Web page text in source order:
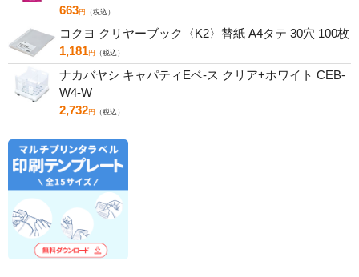
663円 （税込）
コクヨ クリヤーブック〈K2〉替紙 A4タテ 30穴 100枚
1,181円 （税込）
ナカバヤシ キャパティEベ-ス クリア+ホワイト CEB-
W4-W
2,732円 （税込）